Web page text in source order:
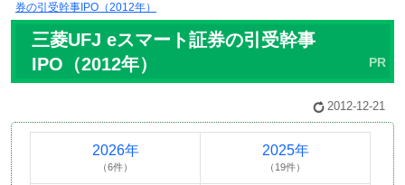
券の引受幹事IPO（2012年）
三菱UFJ eスマート証券の引受幹事
IPO（2012年）
2012-12-21
2026年
（6件）
2025年
（19件）